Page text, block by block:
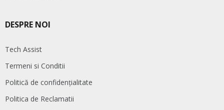
DESPRE NOI
Tech Assist
Termeni si Conditii
Politică de confidențialitate
Politica de Reclamatii